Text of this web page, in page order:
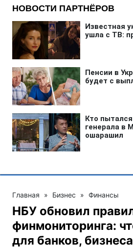
Главная » Бизнес » Финансы
НБУ обновил
финмониторинга:
для банков,